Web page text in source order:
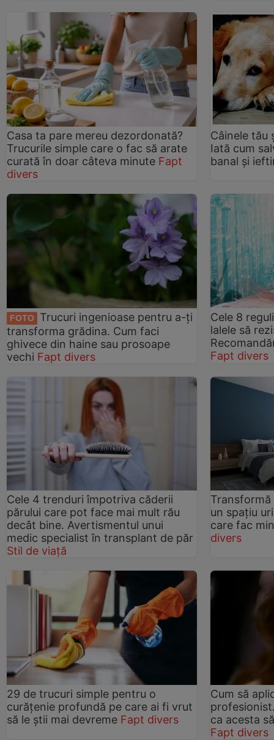
Casa ta pare mereu dezordonată?
Trucurile simple care o fac să arate
curată în doar câteva minute Fapt
divers
Câinele tău
Iată cum
banal și
FOTO
Trucuri ingenioase pentru a-ți
transforma grădina. Cum faci
ghivece din haine sau prosoape
vechi Fapt divers
Cele 8
lalele să
Fapt divers
Cele 4 trenduri împotriva căderii
părului care pot face mai mult rău
decât bine. Avertismentul unui
medic specialist în transplant de păr
Stil de viață
un spațiu
care fac
divers
29 de trucuri simple pentru o
curățenie profundă pe care ai fi vrut
să le știi mai devreme Fapt divers
Cum să
ca acesta
Fapt divers